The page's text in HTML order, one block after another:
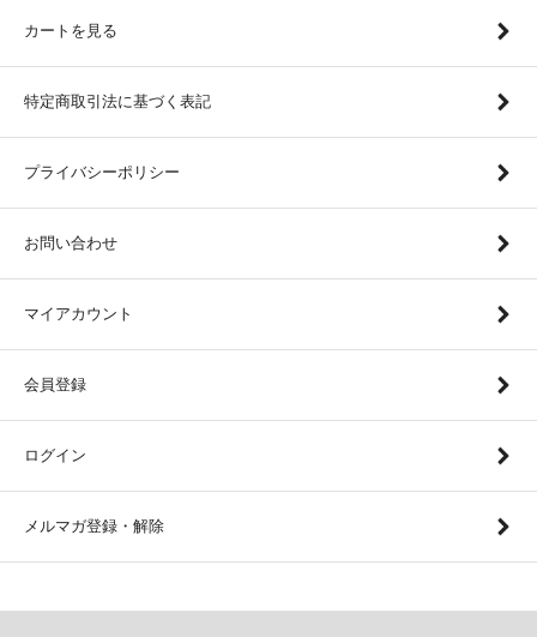
カートを見る
特定商取引法に基づく表記
プライバシーポリシー
お問い合わせ
マイアカウント
会員登録
ログイン
メルマガ登録・解除